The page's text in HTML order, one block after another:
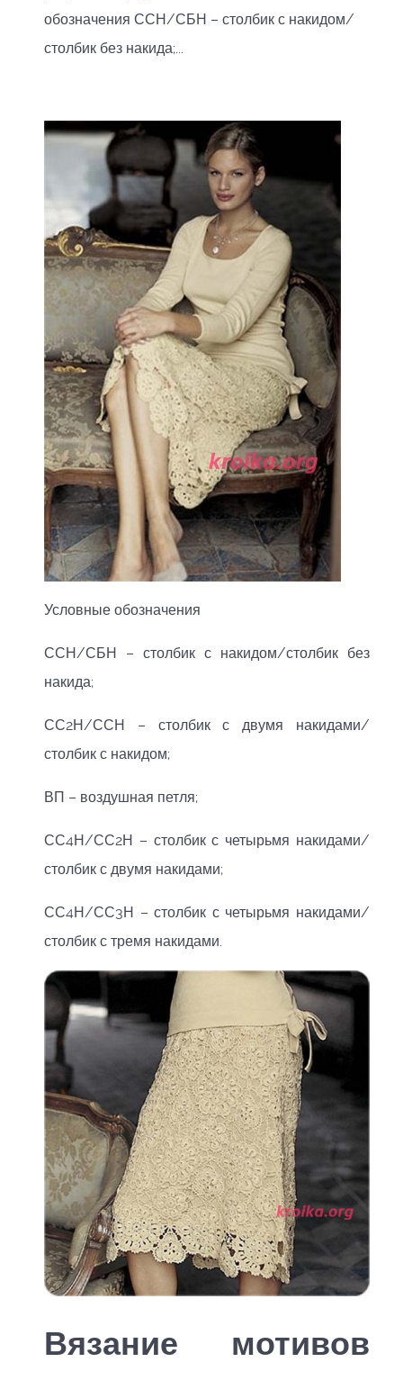
обозначения ССН/СБН – столбик с накидом/
столбик без накида;...
Условные обозначения
ССН/СБН – столбик с накидом/столбик без
накида;
СС2Н/ССН – столбик с двумя накидами/
столбик с накидом;
ВП – воздушная петля;
СС4Н/СС2Н – столбик с четырьмя накидами/
столбик с двумя накидами;
СС4Н/СС3Н – столбик с четырьмя накидами/
столбик с тремя накидами.
Вязание мотивов